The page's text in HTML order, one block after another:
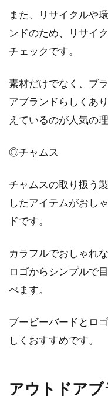
また、リサイクルや
ンドのため、リサイ
チェックです。
素材だけでなく、ブ
アブランドらしくあ
えているのが人気の
◎チャムス
チャムスの取り扱う
したアイテムがおし
ドです。
カラフルでおしゃれ
ロゴからシンプルで
べます。
ブービーバードとロ
しくおすすめです。
アウトドア